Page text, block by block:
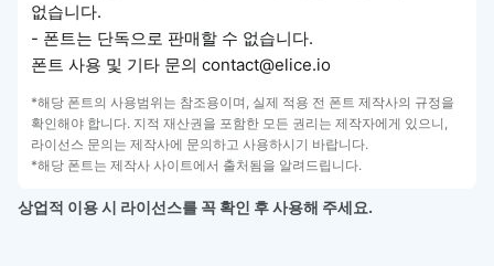
없습니다.
- 폰트는 단독으로 판매할 수 없습니다.
폰트 사용 및 기타 문의 contact@elice.io
*해당 폰트의 사용범위는 참조용이며, 실제 적용 전 폰트 제작사의 규정을
확인해야 합니다. 지적 재산권을 포함한 모든 권리는 제작자에게 있으니,
라이선스 문의는 제작사에 문의하고 사용하시기 바랍니다.
*해당 폰트는 제작사 사이트에서 출처됨을 알려드립니다.
상업적 이용 시 라이선스를 꼭 확인 후 사용해 주세요.